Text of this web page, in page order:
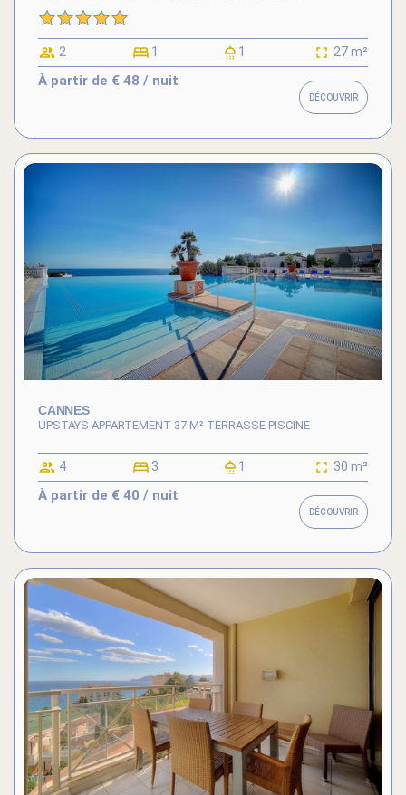
2 1 1 27 m²
À partir de € 48 / nuit
DÉCOUVRIR
CANNES
UPSTAYS APPARTEMENT 37 M² TERRASSE PISCINE
4 3 1 30 m²
À partir de € 40 / nuit
DÉCOUVRIR